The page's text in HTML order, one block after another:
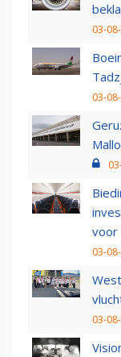
03-
03-
voor
03-
03-